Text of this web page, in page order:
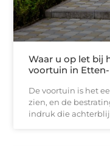
Waar u op let bij
voortuin in
De voortuin is het
zien, en de
indruk die